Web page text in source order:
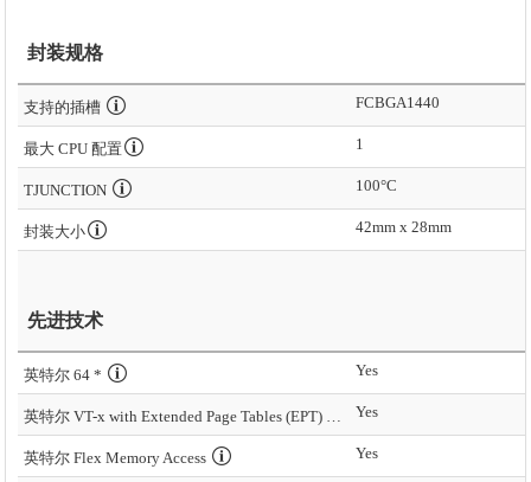
封装规格
支持的插槽 FCBGA1440
最大 CPU 配置 1
TJUNCTION 100°C
封装大小 42mm x 28mm
先进技术
英特尔 64 * Yes
英特尔 VT-x with Extended Page Tables (EPT) * Yes
英特尔 Flex Memory Access Yes